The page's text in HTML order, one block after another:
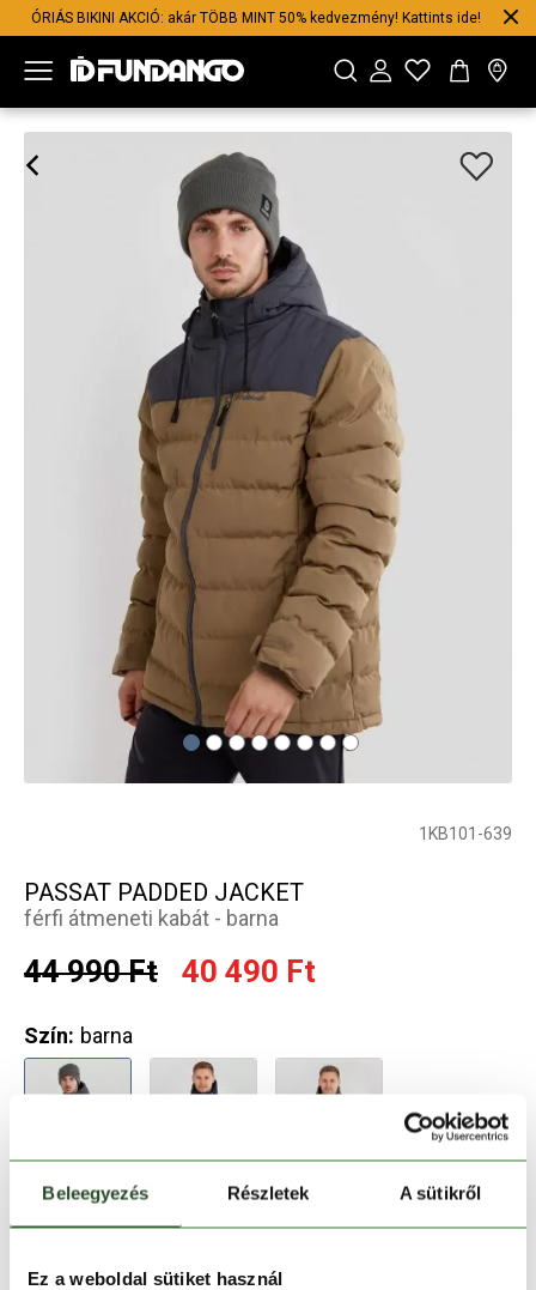
Beleegyezés Részletek A sütikről
Ez a weboldal sütiket használ
ÓRIÁS BIKINI AKCIÓ: akár TÖBB MINT 50% kedvezmény! Kattints ide!
1KB101-639
PASSAT PADDED JACKET
férfi átmeneti kabát - barna
44 990 Ft 40 490 Ft
Szín: barna
XXL